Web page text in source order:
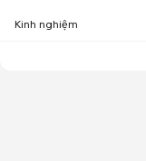
Kinh nghiệm